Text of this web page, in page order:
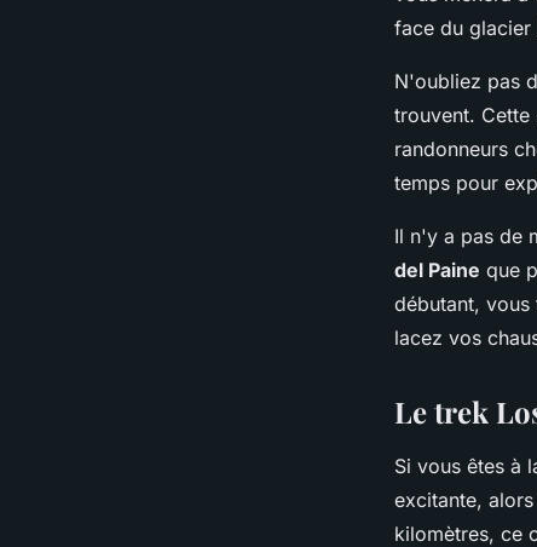
face du glacier
N'oubliez pas
trouvent. Cette
randonneurs
temps pour
Il n'y a pas de
del Paine que
débutant, vous
lacez vos
Le trek
Si vous êtes à
excitante,
kilomètres, ce